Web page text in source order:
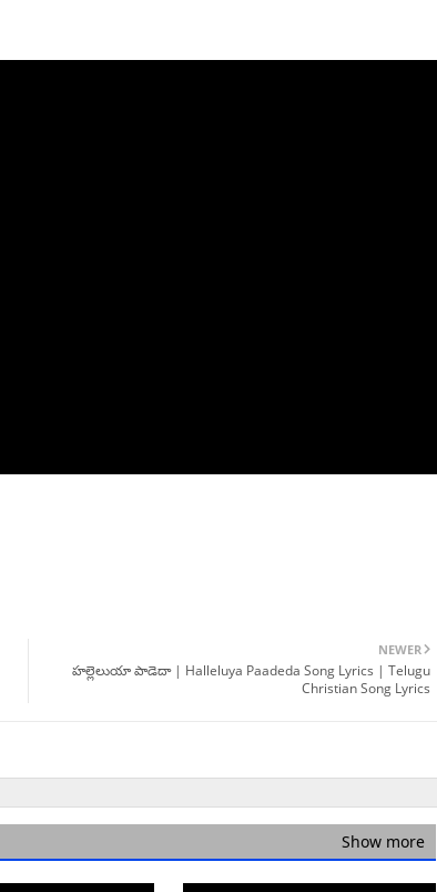
NEWER
హల్లెలుయా పాడెదా | Halleluya Paadeda Song Lyrics | Telugu
Christian Song Lyrics
Show more